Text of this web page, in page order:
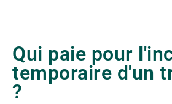
Qui paie pour
temporaire d'un
?